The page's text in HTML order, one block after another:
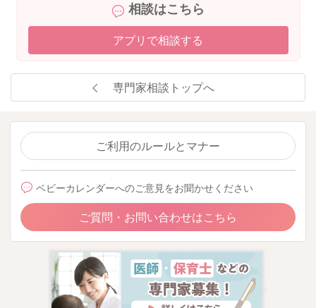
相談はこちら
アプリで相談する
専門家相談トップへ
ご利用のルールとマナー
ベビーカレンダーへのご意見をお聞かせください
ご質問・お問い合わせはこちら